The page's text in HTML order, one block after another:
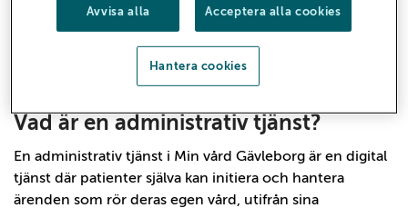
Här hittar du informationsmaterial för hälso- och
sjukvården om de administrativa tjänster som
erbjuds i Min vård Gävleborg.
Vad är en administrativ tjänst?
En administrativ tjänst i Min vård Gävleborg är en digital
tjänst där patienter själva kan initiera och hantera
ärenden som rör deras egen vård, utifrån sina
Avvisa alla Acceptera alla cookies
Hantera cookies